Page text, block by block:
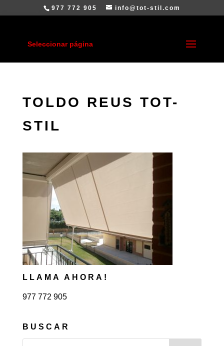
977 772 905 info@tot-stil.com
Seleccionar página
TOLDO REUS TOT-
STIL
LLAMA AHORA!
977 772 905
BUSCAR